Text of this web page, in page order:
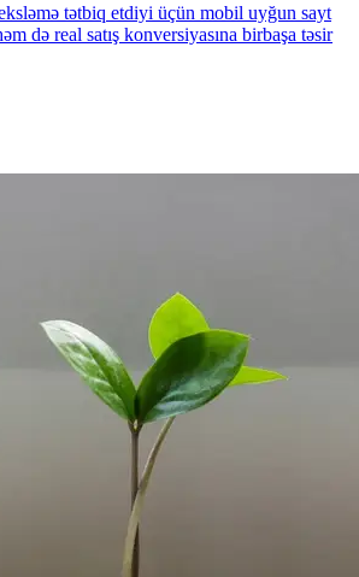
tətbiq etdiyi üçün mobil uyğun sayt
də real satış konversiyasına birbaşa təsir